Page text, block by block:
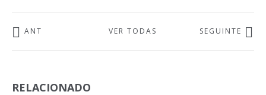
ANT VER TODAS SEGUINTE
RELACIONADO